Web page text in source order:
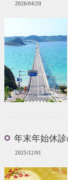
2026/04/20
年末年始休
2025/12/01